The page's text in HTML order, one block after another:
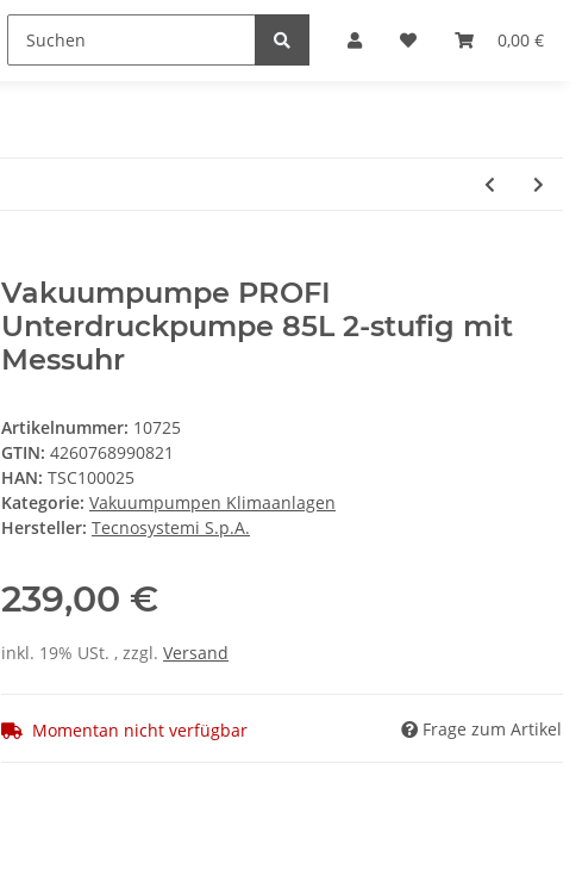
0,00 €
Vakuumpumpe PROFI
Unterdruckpumpe 85L 2-stufig mit
Messuhr
Artikelnummer: 10725
GTIN: 4260768990821
HAN: TSC100025
Kategorie: Vakuumpumpen Klimaanlagen
Hersteller: Tecnosystemi S.p.A.
239,00 €
inkl. 19% USt. , zzgl. Versand
Momentan nicht verfügbar Frage zum Artikel